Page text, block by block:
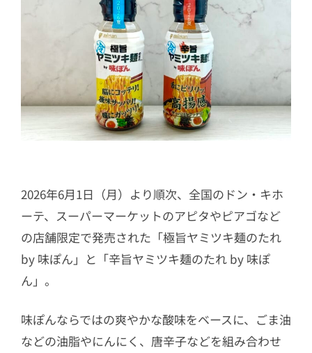
2026年6月1日（月）より順次、全国のドン・キホ
ーテ、スーパーマーケットのアピタやピアゴなど
の店舗限定で発売された「極旨ヤミツキ麺のたれ
by 味ぽん」と「辛旨ヤミツキ麺のたれ by 味ぽ
ん」。
味ぽんならではの爽やかな酸味をベースに、ごま油
などの油脂やにんにく、唐辛子などを組み合わせ